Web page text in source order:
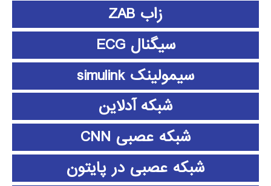
زاب ZAB
سیگنال ECG
سیمولینک simulink
شبکه آدلاین
شبکه عصبی CNN
شبکه عصبی در پایتون